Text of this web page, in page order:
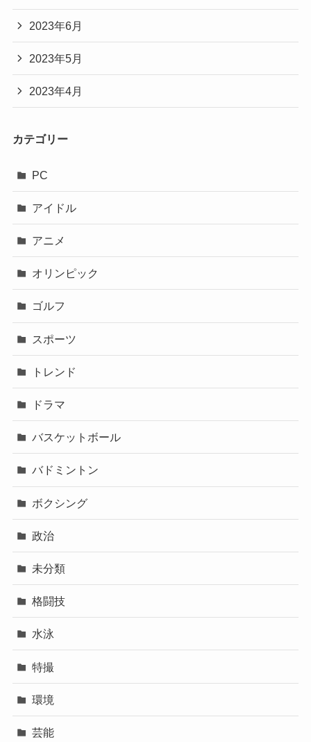
2023年6月
2023年5月
2023年4月
カテゴリー
PC
アイドル
アニメ
オリンピック
ゴルフ
スポーツ
トレンド
ドラマ
バスケットボール
バドミントン
ボクシング
政治
未分類
格闘技
水泳
特撮
環境
芸能